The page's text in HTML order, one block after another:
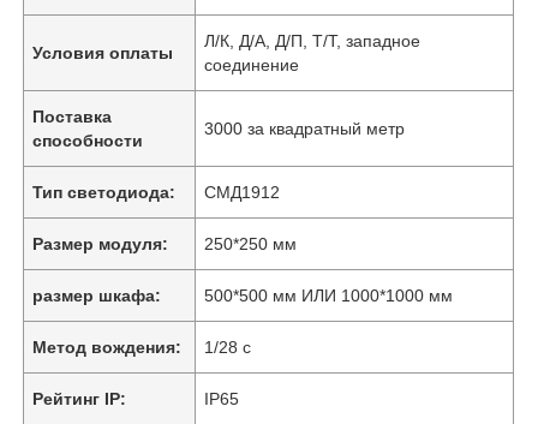
Условия оплаты
Л/К, Д/А, Д/П, Т/Т, западное
соединение
Поставка
способности
3000 за квадратный метр
Тип светодиода: СМД1912
Размер модуля: 250*250 мм
размер шкафа: 500*500 мм ИЛИ 1000*1000 мм
Метод вождения: 1/28 с
Рейтинг IP: IP65